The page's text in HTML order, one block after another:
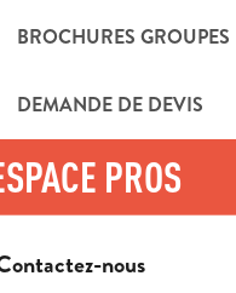
BROCHURES GROUPES
DEMANDE DE DEVIS
PROS
nous
soir au